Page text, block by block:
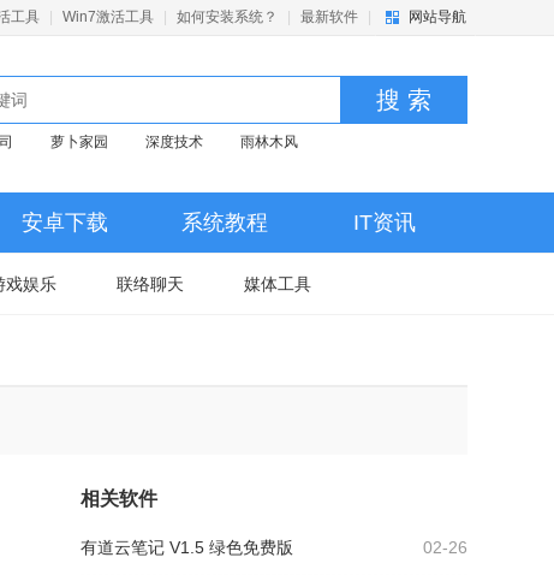
工具 Win7激活工具 如何安装系统？ 最新软件 网站导航
搜 索
萝卜家园 深度技术 雨林木风
安卓下载 系统教程 IT资讯
戏娱乐 联络聊天 媒体工具
相关软件
02-26
有道云笔记 V1.5 绿色免费版